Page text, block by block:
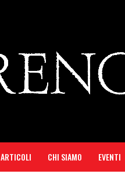
ARTICOLI CHI SIAMO EVENTI